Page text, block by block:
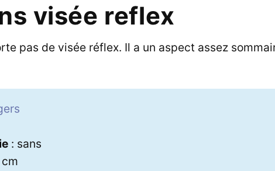
visée reflex
pas de visée réflex. Il a un aspect assez
: sans